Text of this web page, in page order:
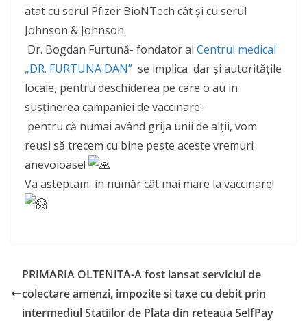
atat cu serul Pfizer BioNTech cât și cu serul
Johnson & Johnson.
Dr. Bogdan Furtună- fondator al Centrul medical
„DR. FURTUNA DAN” se implica dar și autoritățile
locale, pentru deschiderea pe care o au in
susținerea campaniei de vaccinare-
pentru că numai având grija unii de alții, vom
reusi să trecem cu bine peste aceste vremuri
anevoioase!
Va așteptam in număr cât mai mare la vaccinare!
PRIMARIA OLTENITA-A fost lansat serviciul de
colectare amenzi, impozite si taxe cu debit prin
intermediul Statiilor de Plata din reteaua SelfPay